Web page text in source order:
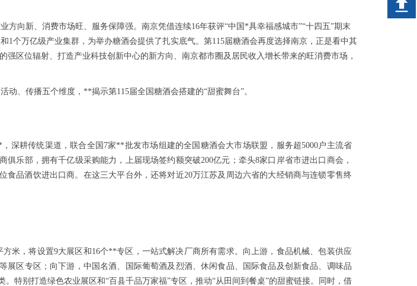
方向新、消费市场旺、服务保障强。南京凭借连续16年获评“中国*具幸福感城市”“十四五”期末
1个万亿级产业集群，为举办糖酒会提供了扎实底气。第115届糖酒会再度选择南京，正是看中其
强区位辐射、打造产业科技创新中心的新方向、南京都市圈及居民收入增长带来的旺消费市场，
动、传播五个维度，**揭示第115届全国糖酒会搭建的“甜蜜舞台”。
深耕传统渠道，联合全国7家**批发市场组建的全国糖酒会大市场联盟，服务超5000户主流省
俱乐部，拥有千亿级采购能力，上届现场签约额突破200亿元；牵头8家口岸省市进出口商会，
食品酒饮进出口商。在这三大平台外，还将对近20万江苏及周边六省的大经销商与连锁零售终
方米，将设置9大展区和16个**专区，一站式解决厂商所有需求。向上游，食品机械、包装供应
展区专区；向下游，中国名酒、国际葡萄酒及烈酒、休闲食品、国际食品及创新食品、调味品
特别打造绿色农业展区和“百县千品万家福”专区，推动“从田间到餐桌”的甜蜜链接。同时，借